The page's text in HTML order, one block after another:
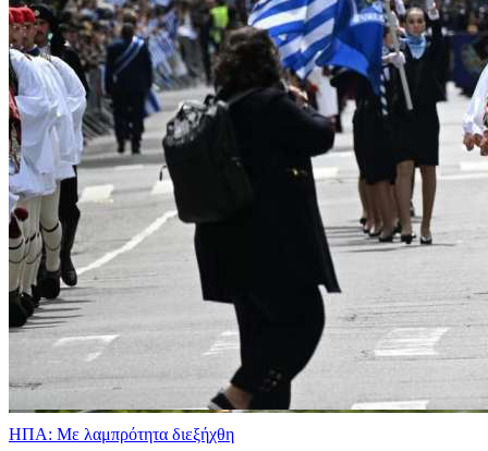
ΗΠΑ: Με λαμπρότητα διεξήχθη